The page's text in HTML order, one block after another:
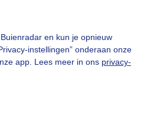
en kun je opnieuw
instellingen” onderaan onze
app. Lees meer in ons privacy-